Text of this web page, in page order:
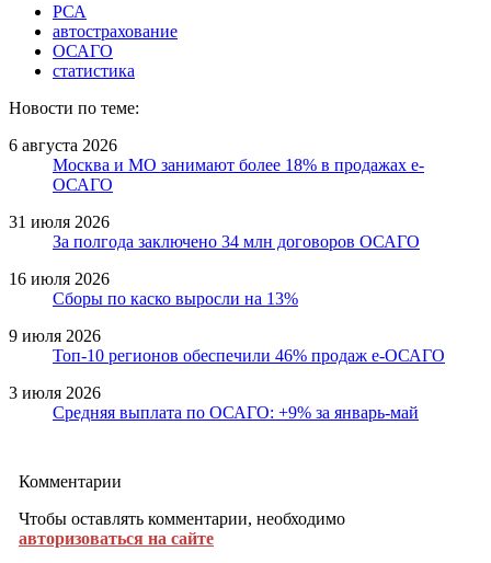
РСА
автострахование
ОСАГО
статистика
Новости по теме:
6 августа 2026
Москва и МО занимают более 18% в продажах е-
ОСАГО
31 июля 2026
За полгода заключено 34 млн договоров ОСАГО
16 июля 2026
Сборы по каско выросли на 13%
9 июля 2026
Топ-10 регионов обеспечили 46% продаж е-ОСАГО
3 июля 2026
Средняя выплата по ОСАГО: +9% за январь-май
Комментарии
Чтобы оставлять комментарии, необходимо
авторизоваться на сайте